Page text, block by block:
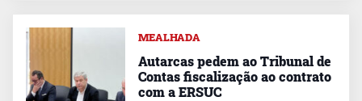
MEALHADA
Autarcas pedem ao Tribunal de
Contas fiscalização ao contrato
com a ERSUC